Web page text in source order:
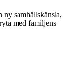
ny samhällskänsla,
med familjens